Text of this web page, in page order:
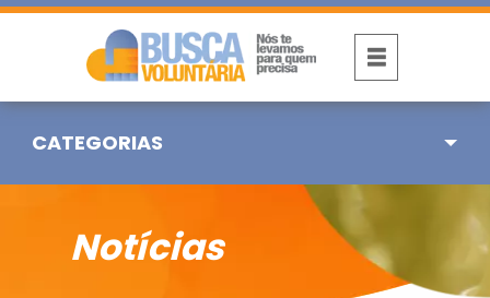
CATEGORIAS
Notícias